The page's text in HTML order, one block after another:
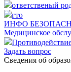
ответственый
гто
ИНФО
Медицинское
Задать вопрос
Cведения об